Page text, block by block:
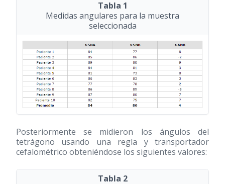
Tabla 1
Medidas angulares para la muestra
seleccionada
Posteriormente se midieron los ángulos del
tetrágono usando una regla y transportador
cefalométrico obteniéndose los siguientes valores:
Tabla 2